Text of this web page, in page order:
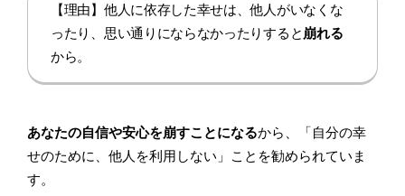
【理由】他人に依存した幸せは、他人がいなくな
ったり、思い通りにならなかったりすると 崩れる
から。
あなたの自信や安心を崩すことになるから、「自分の幸
せのために、他人を利用しない」ことを勧められていま
す。